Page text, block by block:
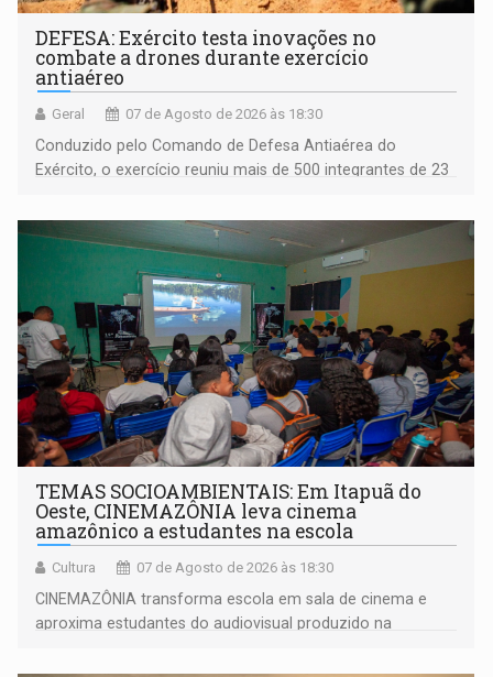
DEFESA: Exército testa inovações no
combate a drones durante exercício
antiaéreo
Geral 07 de Agosto de 2026 às 18:30
Conduzido pelo Comando de Defesa Antiaérea do
Exército, o exercício reuniu mais de 500 integrantes de 23
TEMAS SOCIOAMBIENTAIS: Em Itapuã do
Oeste, CINEMAZÔNIA leva cinema
amazônico a estudantes na escola
Cultura 07 de Agosto de 2026 às 18:30
CINEMAZÔNIA transforma escola em sala de cinema e
aproxima estudantes do audiovisual produzido na